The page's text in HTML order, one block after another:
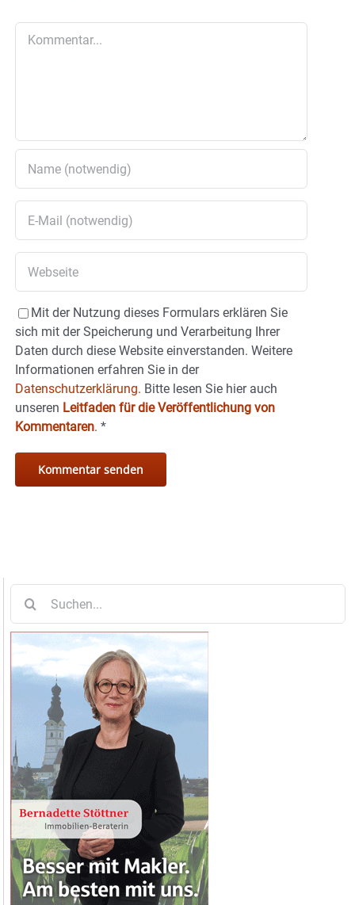
Mit der Nutzung dieses Formulars erklären Sie
sich mit der Speicherung und Verarbeitung Ihrer
Daten durch diese Website einverstanden. Weitere
Informationen erfahren Sie in der
Datenschutzerklärung. Bitte lesen Sie hier auch
unseren Leitfaden für die Veröffentlichung von
Kommentaren. *
nach: